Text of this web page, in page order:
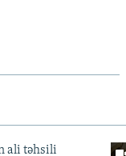
ali təhsili